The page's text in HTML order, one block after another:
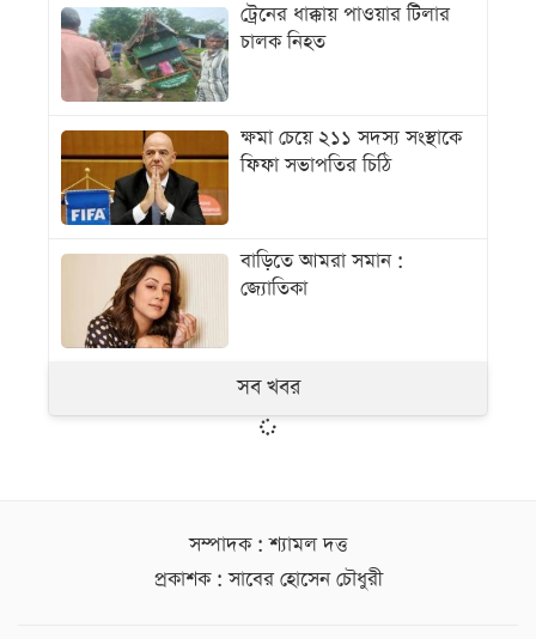
ট্রেনের ধাক্কায় পাওয়ার টিলার
চালক নিহত
ক্ষমা চেয়ে ২১১ সদস্য সংস্থাকে
ফিফা সভাপতির চিঠি
বাড়িতে আমরা সমান :
জ্যোতিকা
সব খবর
সম্পাদক : শ্যামল দত্ত
প্রকাশক : সাবের হোসেন চৌধুরী